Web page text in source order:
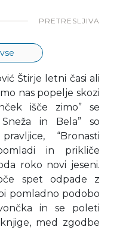
PRETRESLJIVA
Štirje letni časi ali
nas popelje skozi
išče zimo” se
Sneža in Bela” so
“Bronasti
in prikliče
roko novi jeseni.
spet odpade z
pomladno podobo
in se poleti
med zgodbe